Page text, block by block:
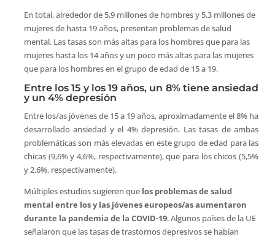
En total, alrededor de 5,9 millones de hombres y 5,3 millones de
mujeres de hasta 19 años, presentan problemas de salud
mental. Las tasas son más altas para los hombres que para las
mujeres hasta los 14 años y un poco más altas para las mujeres
que para los hombres en el grupo de edad de 15 a 19.
Entre los 15 y los 19 años, un 8% tiene ansiedad
y un 4% depresión
Entre los/as jóvenes de 15 a 19 años, aproximadamente el 8% ha
desarrollado ansiedad y el 4% depresión. Las tasas de ambas
problemáticas son más elevadas en este grupo de edad para las
chicas (9,6% y 4,6%, respectivamente), que para los chicos (5,5%
y 2,6%, respectivamente).
Múltiples estudios sugieren que los problemas de salud
mental entre los y las jóvenes europeos/as aumentaron
durante la pandemia de la COVID-19. Algunos países de la UE
señalaron que las tasas de trastornos depresivos se habían